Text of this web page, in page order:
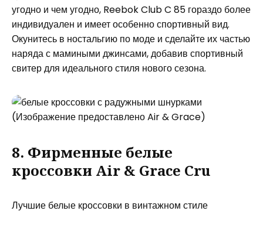
угодно и чем угодно, Reebok Club C 85 гораздо более
индивидуален и имеет особенно спортивный вид.
Окунитесь в ностальгию по моде и сделайте их частью
наряда с мамиными джинсами, добавив спортивный
свитер для идеального стиля нового сезона.
(Изображение предоставлено Air & Grace)
8. Фирменные белые
кроссовки Air & Grace Cru
Лучшие белые кроссовки в винтажном стиле